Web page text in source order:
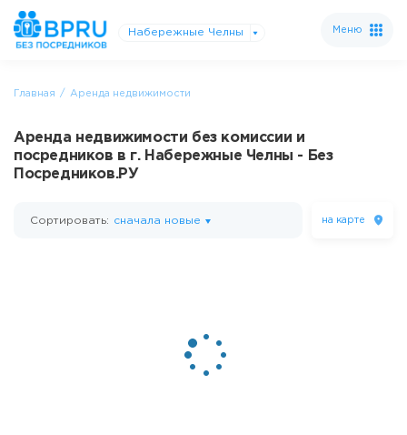
Набережные Челны Меню
Главная Аренда недвижимости
Аренда недвижимости без комиссии и
посредников в г. Набережные Челны - Без
Посредников.РУ
Сортировать: сначала новые на карте